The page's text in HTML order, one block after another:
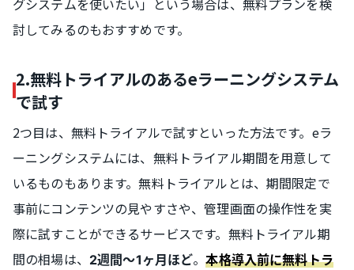
グシステムを使いたい」という場合は、無料プランを検
討してみるのもおすすめです。
2.無料トライアルのあるeラーニングシステム
で試す
2つ目は、無料トライアルで試すといった方法です。eラ
ーニングシステムには、無料トライアル期間を用意して
いるものもあります。無料トライアルとは、期間限定で
事前にコンテンツの見やすさや、管理画面の操作性を実
際に試すことができるサービスです。無料トライアル期
間の相場は、 2週間～1ヶ月ほど。本格導入前に無料トラ